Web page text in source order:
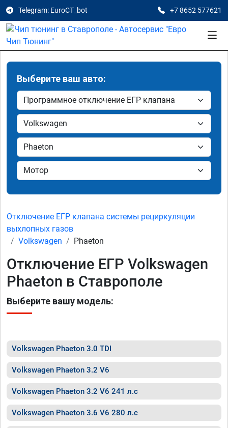
Telegram: EuroCT_bot +7 8652 577621
Выберите ваш авто:
Отключение ЕГР клапана системы рециркуляции
выхлопных газов
Volkswagen
Phaeton
Отключение ЕГР Volkswagen
Phaeton в Ставрополе
Выберите вашу модель:
Volkswagen Phaeton 3.0 TDI
Volkswagen Phaeton 3.2 V6
Volkswagen Phaeton 3.2 V6 241 л.с
Volkswagen Phaeton 3.6 V6 280 л.с